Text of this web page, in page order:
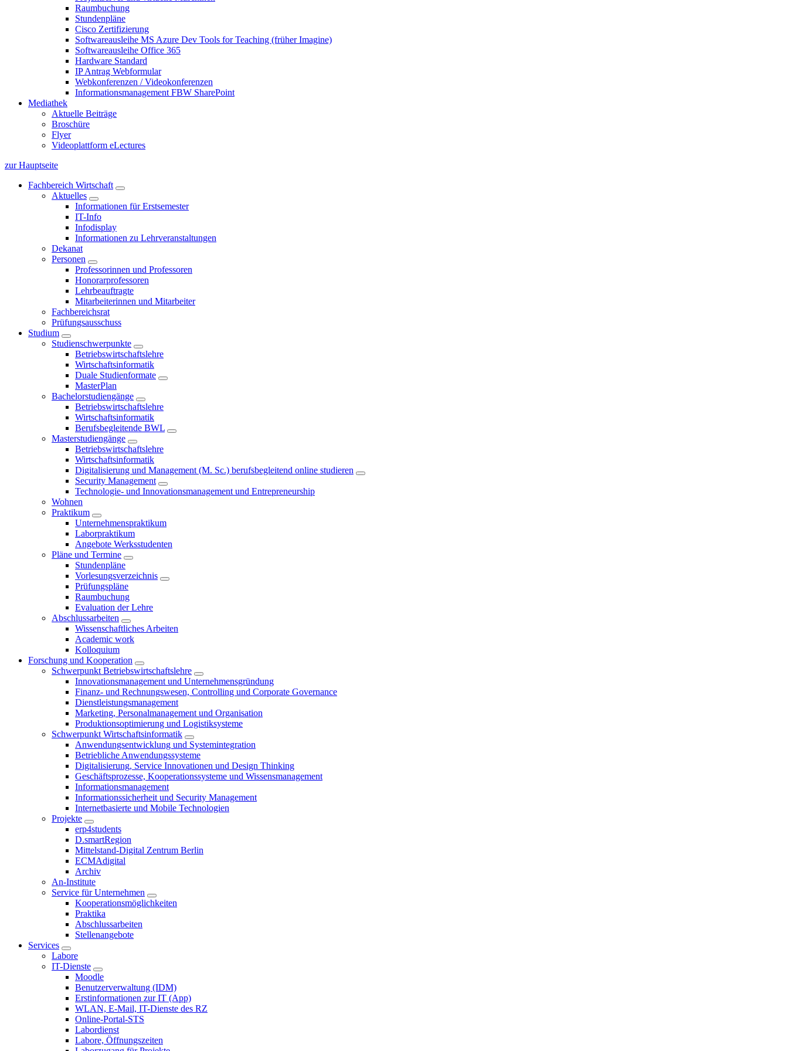
Raumbuchung
Stundenpläne
Cisco Zertifizierung
Softwareausleihe MS Azure Dev Tools for Teaching (früher Imagine)
Softwareausleihe Office 365
Hardware Standard
IP Antrag Webformular
Webkonferenzen / Videokonferenzen
Informationsmanagement FBW SharePoint
Mediathek
Aktuelle Beiträge
Broschüre
Flyer
Videoplattform eLectures
zur Hauptseite
Fachbereich Wirtschaft
Aktuelles
Informationen für Erstsemester
IT-Info
Infodisplay
Informationen zu Lehrveranstaltungen
Dekanat
Personen
Professorinnen und Professoren
Honorarprofessoren
Lehrbeauftragte
Mitarbeiterinnen und Mitarbeiter
Fachbereichsrat
Prüfungsausschuss
Studium
Studienschwerpunkte
Betriebswirtschaftslehre
Wirtschaftsinformatik
Duale Studienformate
MasterPlan
Bachelorstudiengänge
Betriebswirtschaftslehre
Wirtschaftsinformatik
Berufsbegleitende BWL
Masterstudiengänge
Betriebswirtschaftslehre
Wirtschaftsinformatik
Digitalisierung und Management (M. Sc.) berufsbegleitend online studieren
Security Management
Technologie- und Innovationsmanagement und Entrepreneurship
Wohnen
Praktikum
Unternehmenspraktikum
Laborpraktikum
Angebote Werksstudenten
Pläne und Termine
Stundenpläne
Vorlesungsverzeichnis
Prüfungspläne
Raumbuchung
Evaluation der Lehre
Abschlussarbeiten
Wissenschaftliches Arbeiten
Academic work
Kolloquium
Forschung und Kooperation
Schwerpunkt Betriebswirtschaftslehre
Innovationsmanagement und Unternehmensgründung
Finanz- und Rechnungswesen, Controlling und Corporate Governance
Dienstleistungsmanagement
Marketing, Personalmanagement und Organisation
Produktionsoptimierung und Logistiksysteme
Schwerpunkt Wirtschaftsinformatik
Anwendungsentwicklung und Systemintegration
Betriebliche Anwendungssysteme
Digitalisierung, Service Innovationen und Design Thinking
Geschäftsprozesse, Kooperationssysteme und Wissensmanagement
Informationsmanagement
Informationssicherheit und Security Management
Internetbasierte und Mobile Technologien
Projekte
erp4students
D.smartRegion
Mittelstand-Digital Zentrum Berlin
ECMAdigital
Archiv
An-Institute
Service für Unternehmen
Kooperationsmöglichkeiten
Praktika
Abschlussarbeiten
Stellenangebote
Services
Labore
IT-Dienste
Moodle
Benutzerverwaltung (IDM)
Erstinformationen zur IT (App)
WLAN, E-Mail, IT-Dienste des RZ
Online-Portal-STS
Labordienst
Labore, Öffnungszeiten